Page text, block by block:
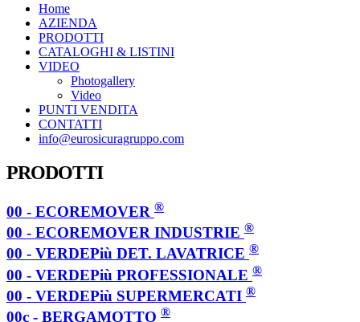
Home
AZIENDA
PRODOTTI
CATALOGHI & LISTINI
VIDEO
Photogallery
Video
PUNTI VENDITA
CONTATTI
info@eurosicuragruppo.com
PRODOTTI
00 - ECOREMOVER ®
00 - ECOREMOVER INDUSTRIE ®
00 - VERDEPiù DET. LAVATRICE ®
00 - VERDEPiù PROFESSIONALE ®
00 - VERDEPiù SUPERMERCATI ®
00c - BERGAMOTTO ®